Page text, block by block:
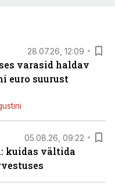
28.07.26, 12:09
varasid haldav
euro suurust
05.08.26, 09:22
kuidas vältida